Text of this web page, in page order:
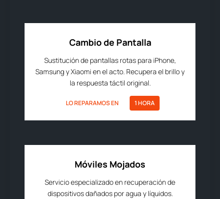
Cambio de Pantalla
Sustitución de pantallas rotas para iPhone,
Samsung y Xiaomi en el acto. Recupera el brillo y
la respuesta táctil original.
LO REPARAMOS EN 1 HORA
Móviles Mojados
Servicio especializado en recuperación de
dispositivos dañados por agua y líquidos.